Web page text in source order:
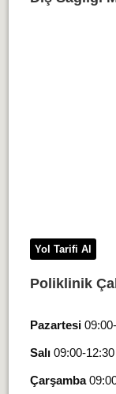
Yol Tarifi Al
Poliklinik
Pazartesi
Salı09:00-12:30
Çarşamba